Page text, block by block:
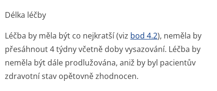
Délka léčby
Léčba by měla být co nejkratší (viz bod 4.2), neměla by
přesáhnout 4 týdny včetně doby vysazování. Léčba by
neměla být dále prodlužována, aniž by byl pacientův
zdravotní stav opětovně zhodnocen.